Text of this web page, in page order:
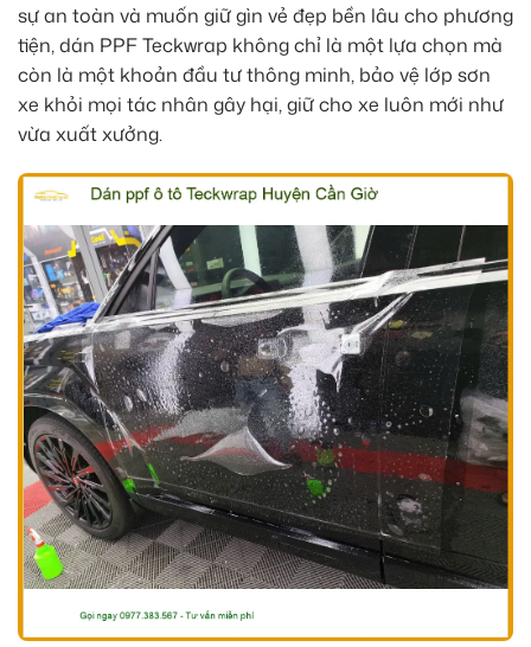
sự an toàn và muốn giữ gìn vẻ đẹp bền lâu cho phương
tiện, dán PPF Teckwrap không chỉ là một lựa chọn mà
còn là một khoản đầu tư thông minh, bảo vệ lớp sơn
xe khỏi mọi tác nhân gây hại, giữ cho xe luôn mới như
vừa xuất xưởng.